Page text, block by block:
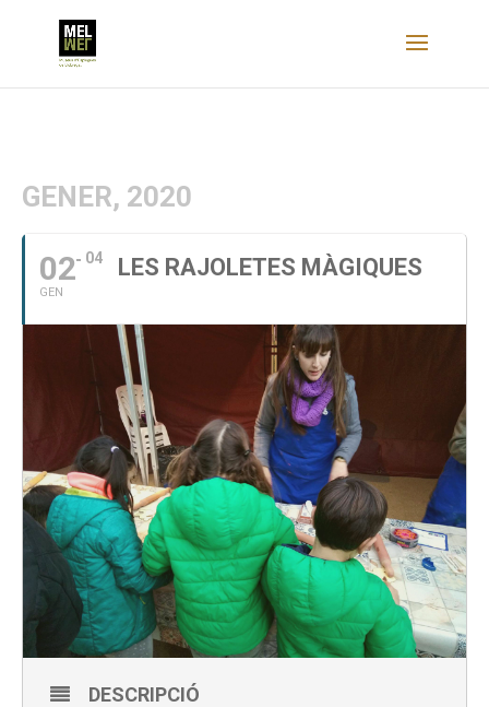
GENER, 2020
02
GEN
04 LES RAJOLETES MÀGIQUES
DESCRIPCIÓ